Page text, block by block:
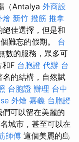
（Antalya 外商設
燴 新竹 撥筋 推拿
佳選擇，但是和
難忘的假期。 台
數的服務，眾多可
和F 台胞證 代辦 台
名的結構，自然賦
台胞證 辦理 台中
外燴 嘉義 台胞證
可以留在美麗的
城市，甚至可以在
師傅 這個美麗的島